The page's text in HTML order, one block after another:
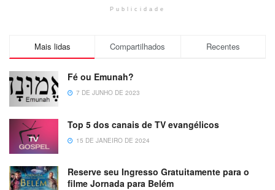
Publicidade
Mais lidas Compartilhados Recentes
Fé ou Emunah?
7 DE JUNHO DE 2023
Top 5 dos canais de TV evangélicos
15 DE JANEIRO DE 2024
Reserve seu Ingresso Gratuitamente para o
filme Jornada para Belém